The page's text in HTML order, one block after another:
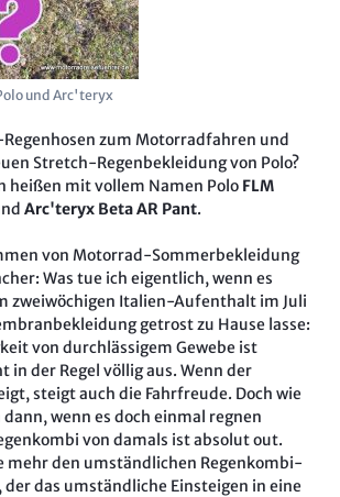
und Arc'teryx
zum Motorradfahren und
Stretch-Regenbekleidung von Polo?
heißen mit vollem Namen Polo FLM
Arc'teryx Beta AR Pant.
von Motorrad-Sommerbekleidung
Was tue ich eigentlich, wenn es
zweiwöchigen Italien-Aufenthalt im Juli
getrost zu Hause lasse:
von durchlässigem Gewebe ist
in der Regel völlig aus. Wenn der
steigt auch die Fahrfreude. Doch wie
wenn es doch einmal regnen
von damals ist absolut out.
mehr den umständlichen Regenkombi-
der das umständliche Einsteigen in eine